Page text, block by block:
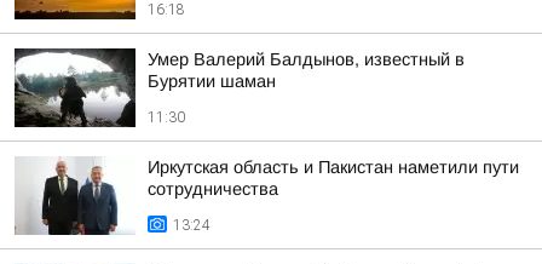
16:18
Умер Валерий Балдынов, известный в
Бурятии шаман
11:30
Иркутская область и Пакистан наметили пути
сотрудничества
13:24